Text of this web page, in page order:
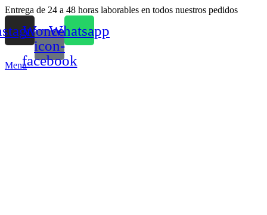
Entrega de 24 a 48 horas laborables en todos nuestros pedidos
Woncep-
icon-
facebook
Whatsapp
Menu